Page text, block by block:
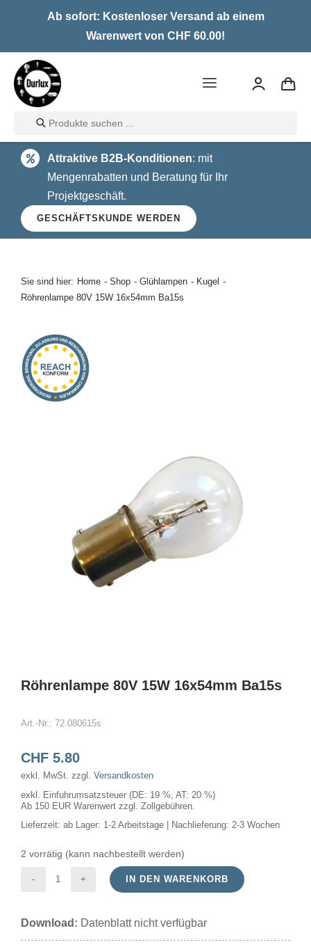
Ab sofort: Kostenloser Versand ab einem
Warenwert von CHF 60.00!
Toggle
Home
LED
Halogen
Glühlampen
Kontakt
Onlineshop
Products
search
Attraktive B2B-Konditionen: mit
Mengenrabatten und Beratung für Ihr
Projektgeschäft.
GESCHÄFTSKUNDE WERDEN
Sie sind hier: Home Shop Glühlampen
Kugel
Röhrenlampe 80V 15W 16x54mm Ba15s
Röhrenlampe 80V 15W 16x54mm Ba15s
Art.-Nr.: 72.080615s
CHF5.80
exkl. MwSt. zzgl. Versandkosten
exkl. Einfuhrumsatzsteuer (DE: 19 %, AT: 20 %)
Ab 150 EUR Warenwert zzgl. Zollgebühren.
Lieferzeit: ab Lager: 1-2 Arbeitstage | Nachlieferung: 2-3 Wochen
2 vorrätig (kann nachbestellt werden)
Röhrenlampe
15W
IN DEN WARENKORB
Download: Datenblatt nicht verfügbar